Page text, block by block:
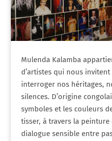
Mulenda Kalamba
d’artistes qui nous
interroger nos héritages,
silences. D’origine
symboles et les couleurs
tisser, à travers la
dialogue sensible entre